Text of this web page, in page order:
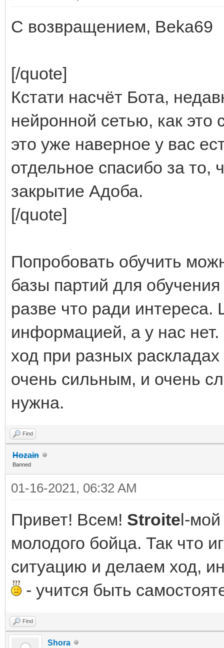
С возвращением, Beka69
[/quote]
Кстати насчёт Бота,
нейронной сетью, как
это уже наверное у вас
отдельное спасибо за то,
закрытие Адоба.
[/quote]
Попробовать обучить
базы партий для
разве что ради
информацией, а у нас нет.
ход при разных
очень сильным, и очень
нужна.
Find
Hozain
Banned
01-16-2021, 06:32 AM
Привет! Всем! Stroitel-мой
молодого бойца. Так что
ситуацию и делаем ход,
- учится быть
Find
Shora